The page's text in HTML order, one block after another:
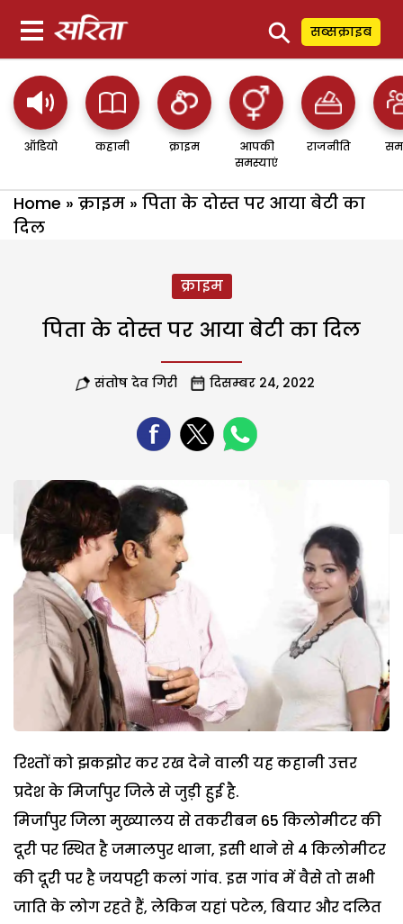
⚲ सब्सक्राइब
ऑडियो कहानी क्राइम
आपकी
समस्याएं
राजनीति
Home » क्राइम » पिता के दोस्त पर आया बेटी का
दिल
क्राइम
पिता के दोस्त पर आया बेटी का दिल
संतोष देव गिरी दिसम्बर 24, 2022
रिश्तों को झकझोर कर रख देने वाली यह कहानी उत्तर
प्रदेश के मिर्जापुर जिले से जुड़ी हुई है.
मिर्जापुर जिला मुख्यालय से तकरीबन 65 किलोमीटर की
दूरी पर स्थित है जमालपुर थाना, इसी थाने से 4 किलोमीटर
की दूरी पर है जयपट्टी कलां गांव. इस गांव में वैसे तो सभी
जाति के लोग रहते हैं, लेकिन यहां पटेल, बियार और दलित